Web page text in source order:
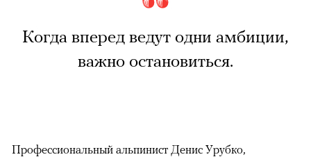
Когда вперед ведут одни амбиции,
важно остановиться.
Профессиональный альпинист Денис Урубко,